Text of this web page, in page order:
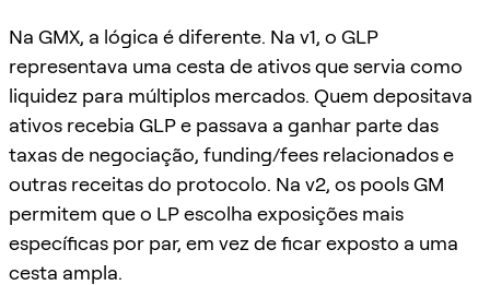
Na GMX, a lógica é diferente. Na v1, o GLP
representava uma cesta de ativos que servia como
liquidez para múltiplos mercados. Quem depositava
ativos recebia GLP e passava a ganhar parte das
taxas de negociação, funding/fees relacionados e
outras receitas do protocolo. Na v2, os pools GM
permitem que o LP escolha exposições mais
específicas por par, em vez de ficar exposto a uma
cesta ampla.